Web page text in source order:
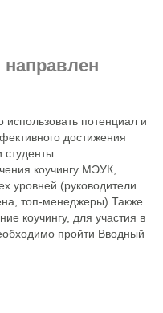
потенциал и
достижения
студенты
коучингу МЭУК,
уровней (руководители
топ-менеджеры).Также
коучингу, для участия в
пройти Вводный